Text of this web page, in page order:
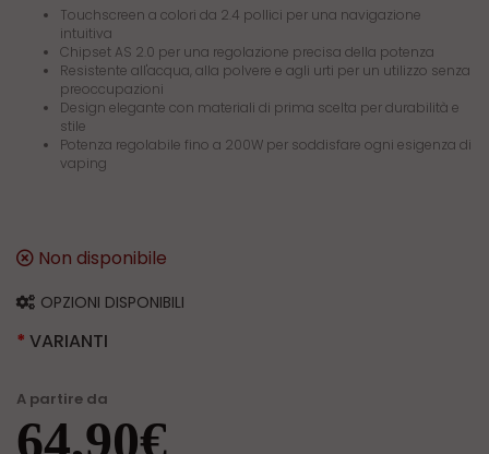
Touchscreen a colori da 2.4 pollici per una navigazione
intuitiva
Chipset AS 2.0 per una regolazione precisa della potenza
Resistente all'acqua, alla polvere e agli urti per un utilizzo senza
preoccupazioni
Design elegante con materiali di prima scelta per durabilità e
stile
Potenza regolabile fino a 200W per soddisfare ogni esigenza di
vaping
Non disponibile
OPZIONI DISPONIBILI
VARIANTI
A partire da
64,90€